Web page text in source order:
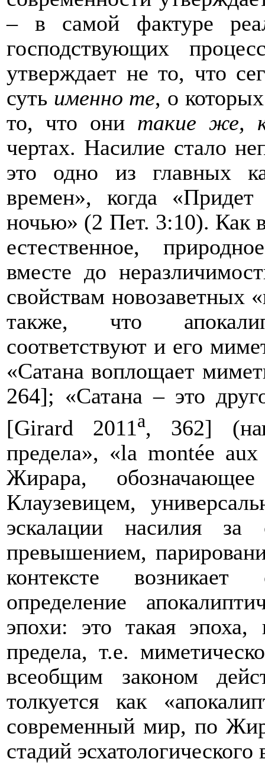
– в самой фактуре
господствующих
утверждает не то, что
суть именно те, о
то, что они такие же,
чертах. Насилие стало
это одно из главных
времен», когда
ночью» (2 Пет. 3:10). Как
естественное,
вместе до
свойствам новозаветных
также, что
соответствуют и его
«Сатана воплощает
264]; «Сатана – это
[Girard 2011a, 362]
предела», «la montée aux
Жирара,
Клаузевицем,
эскалации насилия за
превышением,
контексте
определение
эпохи: это такая эпоха,
предела, т.е.
всеобщим законом
толкуется как
современный мир, по
стадий